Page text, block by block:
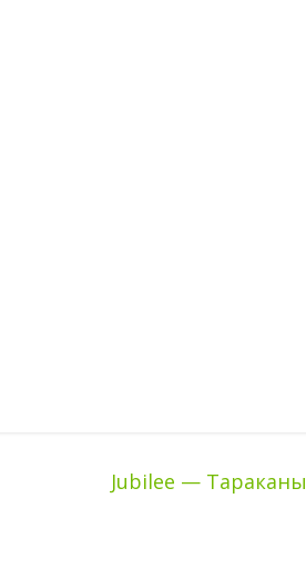
Jubilee — Тараканы